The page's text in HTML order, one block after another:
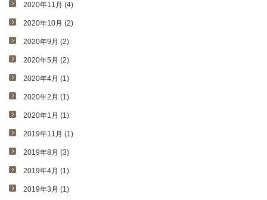
2020年11月 (4)
2020年10月 (2)
2020年9月 (2)
2020年5月 (2)
2020年4月 (1)
2020年2月 (1)
2020年1月 (1)
2019年11月 (1)
2019年8月 (3)
2019年4月 (1)
2019年3月 (1)